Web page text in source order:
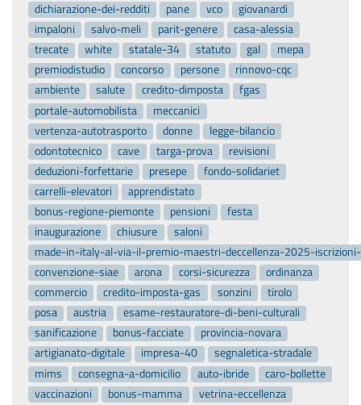
dichiarazione-dei-redditi
pane vco
giovanardi
impaloni
salvo-meli parit-genere
casa-alessia
trecate
white statale-34 statuto gal
mepa
premiodistudio
concorso persone
rinnovo-cqc
ambiente
salute credito-dimposta
fgas
portale-automobilista
meccanici
vertenza-autotrasporto
donne
legge-bilancio
odontotecnico
cave targa-prova
revisioni
deduzioni-forfettarie
presepe
fondo-solidariet
carrelli-elevatori
apprendistato
bonus-regione-piemonte
pensioni
festa
inaugurazione
chiusure
saloni
made-in-italy-al-via-il-premio-maestri-deccellenza-2025-
convenzione-siae
arona corsi-sicurezza
ordinanza
commercio
credito-imposta-gas sonzini
tirolo
posa
austria
esame-restauratore-di-beni-culturali
sanificazione
bonus-facciate
provincia-novara
artigianato-digitale
impresa-40
segnaletica-stradale
mims
consegna-a-domicilio auto-ibride
caro-bollette
vaccinazioni
bonus-mamma
vetrina-eccellenza